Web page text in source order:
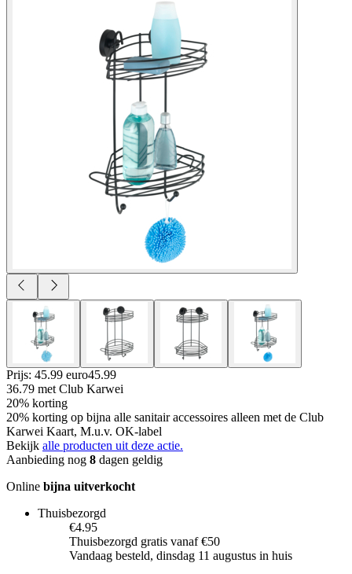
Prijs: 45.99 euro45.99
36.79 met Club Karwei
20% korting
20% korting op bijna alle sanitair accessoires alleen met de Club
Karwei Kaart, M.u.v. OK-label
Bekijk alle producten uit deze actie.
Aanbieding nog 8 dagen geldig
Online bijna uitverkocht
Thuisbezorgd
€4.95
Thuisbezorgd gratis vanaf €50
Vandaag besteld, dinsdag 11 augustus in huis